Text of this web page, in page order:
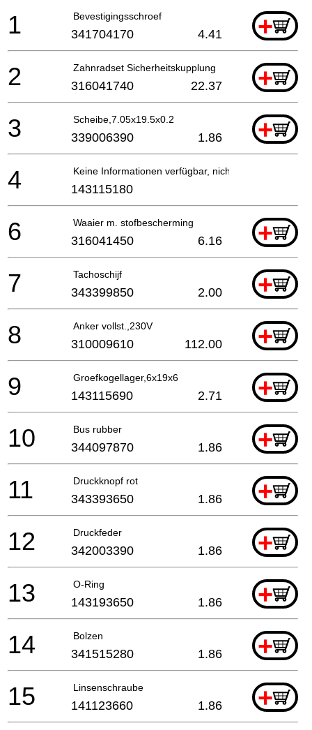
Bevestigingsschroef +
1 341704170 4.41
Zahnradset Sicherheitskupplung +
2 316041740 22.37
Scheibe,7.05x19.5x0.2 +
3 339006390 1.86
Keine Informationen verfügbar, nicht bestellbar
4 143115180
Waaier m. stofbescherming +
6 316041450 6.16
Tachoschijf +
7 343399850 2.00
Anker vollst.,230V +
8 310009610 112.00
Groefkogellager,6x19x6 +
9 143115690 2.71
Bus rubber +
10 344097870 1.86
Druckknopf rot +
11 343393650 1.86
Druckfeder +
12 342003390 1.86
O-Ring +
13 143193650 1.86
Bolzen +
14 341515280 1.86
Linsenschraube +
15 141123660 1.86